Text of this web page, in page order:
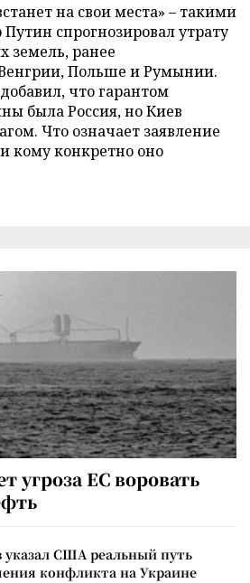
на свои места» – такими
спрогнозировал утрату
земель, ранее
Польше и Румынии.
что гарантом
была Россия, но Киев
Что означает заявление
кому конкретно оно
угроза ЕС воровать
указал США реальный путь
конфликта на Украине